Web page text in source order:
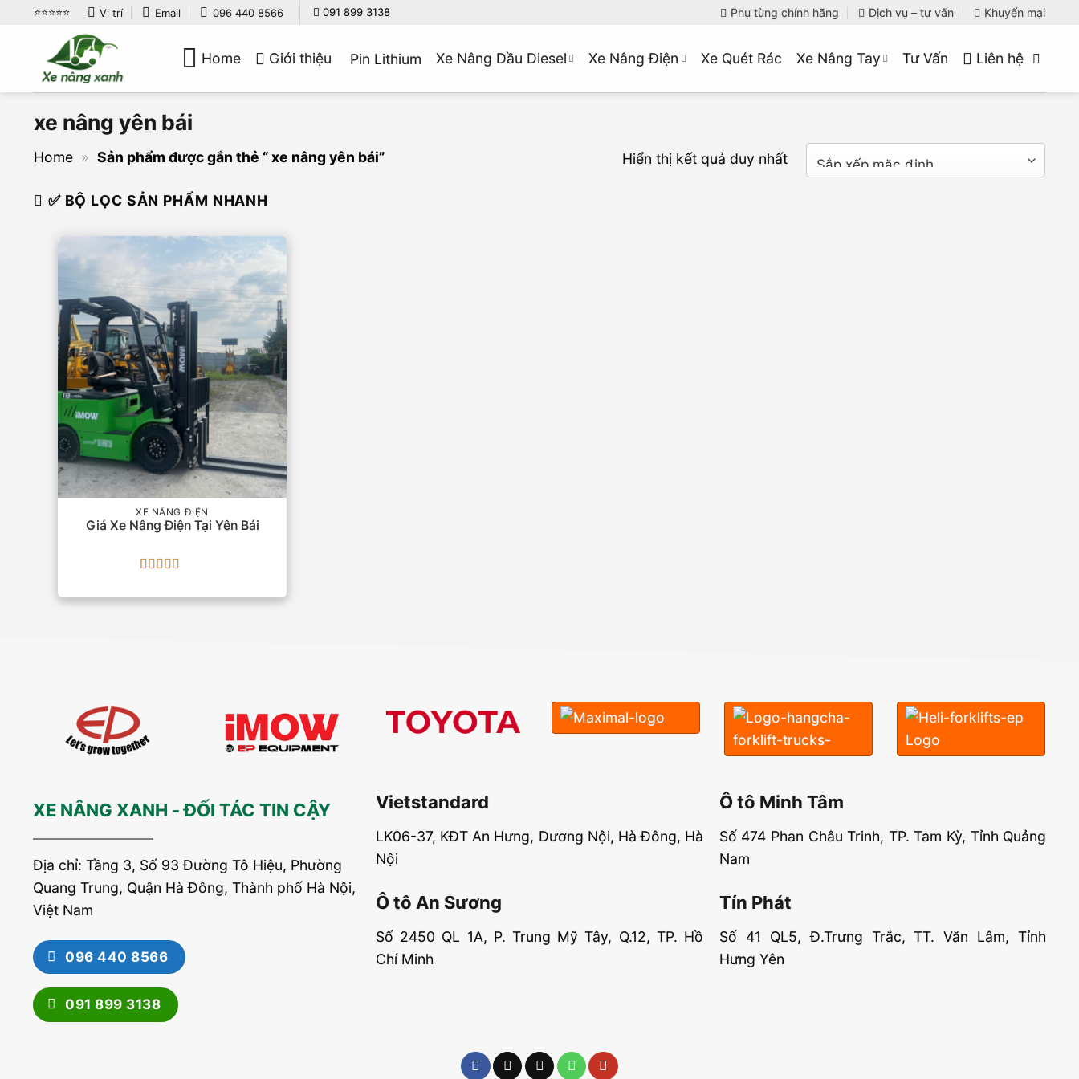
⭐️⭐️⭐️⭐️⭐️ Vị trí Email 096 440 8566 091 899 3138 Phụ tùng chính hãng Dịch vụ – tư vấn Khuyến mại
Home Giới thiệu Pin Lithium Xe Nâng Dầu Diesel Xe Nâng Điện Xe Quét Rác Xe Nâng Tay Tư Vấn Liên hệ
xe nâng yên bái
Home » Sản phẩm được gắn thẻ “ xe nâng yên bái”
✅ BỘ LỌC SẢN PHẨM NHANH
Hiển thị kết quả duy nhất
XE NÂNG ĐIỆN
Giá Xe Nâng Điện Tại Yên Bái
hạng55 sao
XE NÂNG XANH - ĐỐI TÁC TIN CẬY
Địa chỉ: Tầng 3, Số 93 Đường Tô Hiệu, Phường
Quang Trung, Quận Hà Đông, Thành phố Hà Nội,
Việt Nam
096 440 8566
091 899 3138
Vietstandard
LK06-37, KĐT An Hưng, Dương Nội, Hà Đông, Hà
Nội
Ô tô An Sương
Số 2450 QL 1A, P. Trung Mỹ Tây, Q.12, TP. Hồ
Chí Minh
Ô tô Minh Tâm
Số 474 Phan Châu Trinh, TP. Tam Kỳ, Tỉnh Quảng
Nam
Tín Phát
Số 41 QL5, Đ.Trưng Trắc, TT. Văn Lâm, Tỉnh
Hưng Yên